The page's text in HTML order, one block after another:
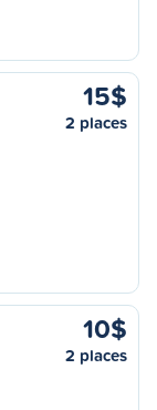
15$
2 places
10$
2 places